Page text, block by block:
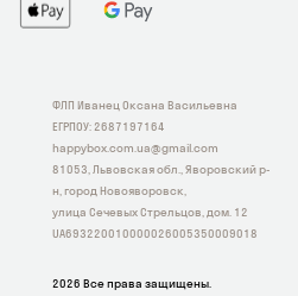
ФЛП Иванец Оксана Васильевна
ЕГРПОУ: 2687197164
happybox.com.ua@gmail.com
81053, Львовская обл., Яворовский р-
н, город Новояворовск,
улица Сечевых Стрельцов, дом. 12
UA693220010000026005350009018
2026 Все права защищены.